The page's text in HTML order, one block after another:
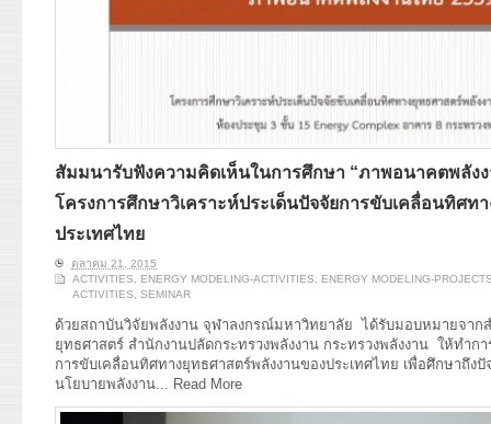
สัมมนารับฟังความคิดเห็นในการศึกษา “ภาพอนาคตพลังง
โครงการศึกษาวิเคราะห์ประเด็นปัจจัยการขับเคลื่อนทิศท
ประเทศไทย
ตุลาคม 21, 2015
ACTIVITIES
ENERGY MODELING-ACTIVITIES
ENERGY MODELING-
ACTIVITIES
SEMINAR
ด้วยสถาบันวิจัยพลังงาน จุฬาลงกรณ์มหาวิทยาลัย ได้รับมอบหมายจาก
ยุทธศาสตร์ สำนักงานปลัดกระทรวงพลังงาน กระทรวงพลังงาน ให้ทำก
การขับเคลื่อนทิศทางยุทธศาสตร์พลังงานของประเทศไทย เพื่อศึกษาถึง
นโยบายพลังงาน...
Read More